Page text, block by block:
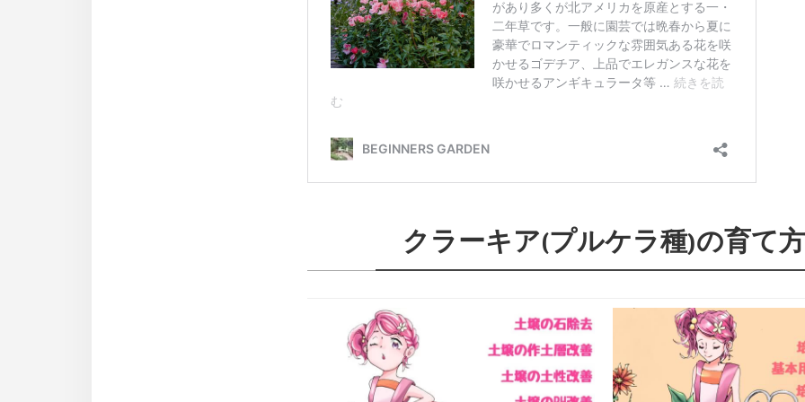
クラーキア(プルケラ種)の育て方